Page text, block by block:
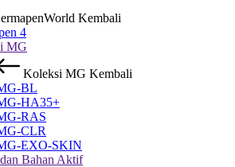
Kembali
4
MG
Koleksi MG Kembali
BL
HA35+
RAS
CLR
EXO-SKIN
Bahan Aktif